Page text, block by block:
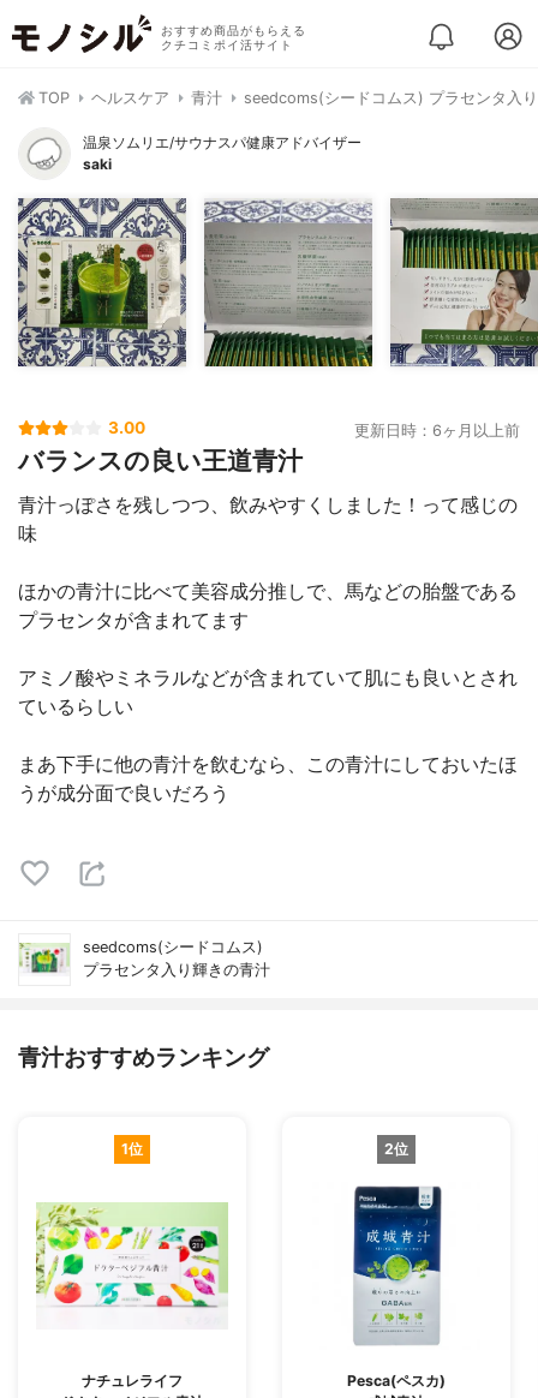
おすすめ商品がもらえる
クチコミポイ活サイト
TOP ヘルスケア 青汁 seedcoms(シードコムス) プラセンタ入
温泉ソムリエ/サウナスパ健康アドバイザー
saki
3.00 更新日時：6ヶ月以上前
バランスの良い王道青汁
青汁っぽさを残しつつ、飲みやすくしました！って感じの
味
ほかの青汁に比べて美容成分推しで、馬などの胎盤である
プラセンタが含まれてます
アミノ酸やミネラルなどが含まれていて肌にも良いとされ
ているらしい
まあ下手に他の青汁を飲むなら、この青汁にしておいたほ
うが成分面で良いだろう
seedcoms(シードコムス)
プラセンタ入り輝きの青汁
青汁おすすめランキング
1位
ナチュレライフ
2位
Pesca(ペスカ)